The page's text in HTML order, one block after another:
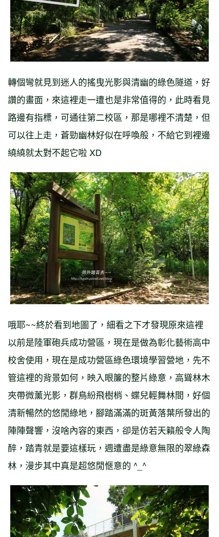
轉個彎就見到迷人的搖曳光影與清幽的綠色隧道，好
讚的畫面，來這裡走一遭也是非常值得的，此時看見
路邊有指標，可通往第二校區，那是哪裡不清楚，但
可以往上走，蒼勁幽林好似在呼喚般，不給它到裡邊
繞繞就太對不起它啦 XD
哦耶~~終於看到地圖了，細看之下才發現原來這裡
以前是陸軍砲兵成功營區，現在是做為彰化藝術高中
校舍使用，現在是成功營區綠色環境學習營地，先不
管這裡的背景如何，映入眼簾的整片綠意，高聳林木
夾帶微薰光影，群鳥紛飛樹梢、蝶兒輕舞林間，好個
清新暢然的悠閒綠地，腳踏滿滿的斑黃落葉所發出的
陣陣聲響，沒啥內容的東西，卻是仿若天籟般令人陶
醉，踏青就是要這樣玩，週遭盡是綠意無限的翠綠森
林，漫步其中真是超悠閒愜意的 ^_^